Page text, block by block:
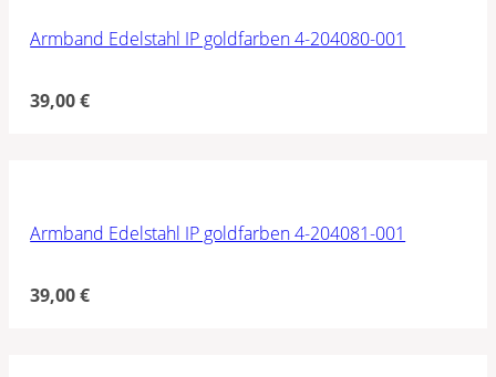
Armband Edelstahl IP goldfarben 4-204080-001
39,00€
Armband Edelstahl IP goldfarben 4-204081-001
39,00€